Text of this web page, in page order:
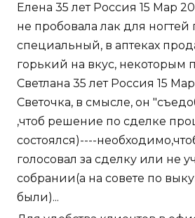
Елена 35 лет Россия 15 Мар
не пробовала лак для ногтей
специальный, в аптеках
горький на вкус, некоторым
Светлана 35 лет Россия 15
Светочка, в смысле, он
,чтоб решение по сделке
состоялся)----
голосовал за сделку или не
собрании(а на совете по
были)...